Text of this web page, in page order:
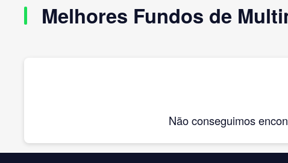
Melhores Fundos de
Não conseguimos